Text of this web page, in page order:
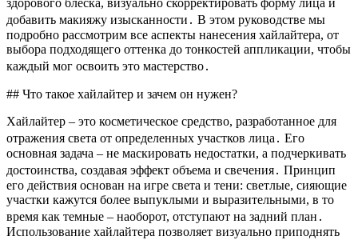
добавить макияжу изысканности․ В этом руководстве мы
подробно рассмотрим все аспекты нанесения хайлайтера, от
выбора подходящего оттенка до тонкостей аппликации, чтобы
каждый мог освоить это мастерство․
## Что такое хайлайтер и зачем он нужен?
Хайлайтер – это косметическое средство, разработанное для
отражения света от определенных участков лица․ Его
основная задача – не маскировать недостатки, а подчеркивать
достоинства, создавая эффект объема и свечения․ Принцип
его действия основан на игре света и тени: светлые, сияющие
участки кажутся более выпуклыми и выразительными, в то
время как темные – наоборот, отступают на задний план․
Использование хайлайтера позволяет визуально приподнять